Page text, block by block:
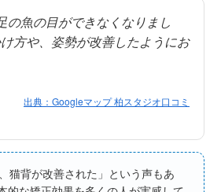
の魚の目ができなくなりまし
方や、姿勢が改善したようにお
出典：Googleマップ 柏スタジオ口コミ
猫背が改善された」という声もあ